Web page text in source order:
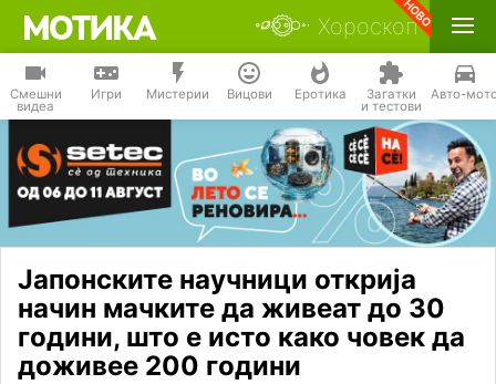
Хороскоп
Смешни
видеа
Игри Мистерии Вицови Еротика Загатки
и тестови
Авто-
Јапонските научници открија
начин мачките да живеат до 30
години, што е исто како човек да
доживее 200 години